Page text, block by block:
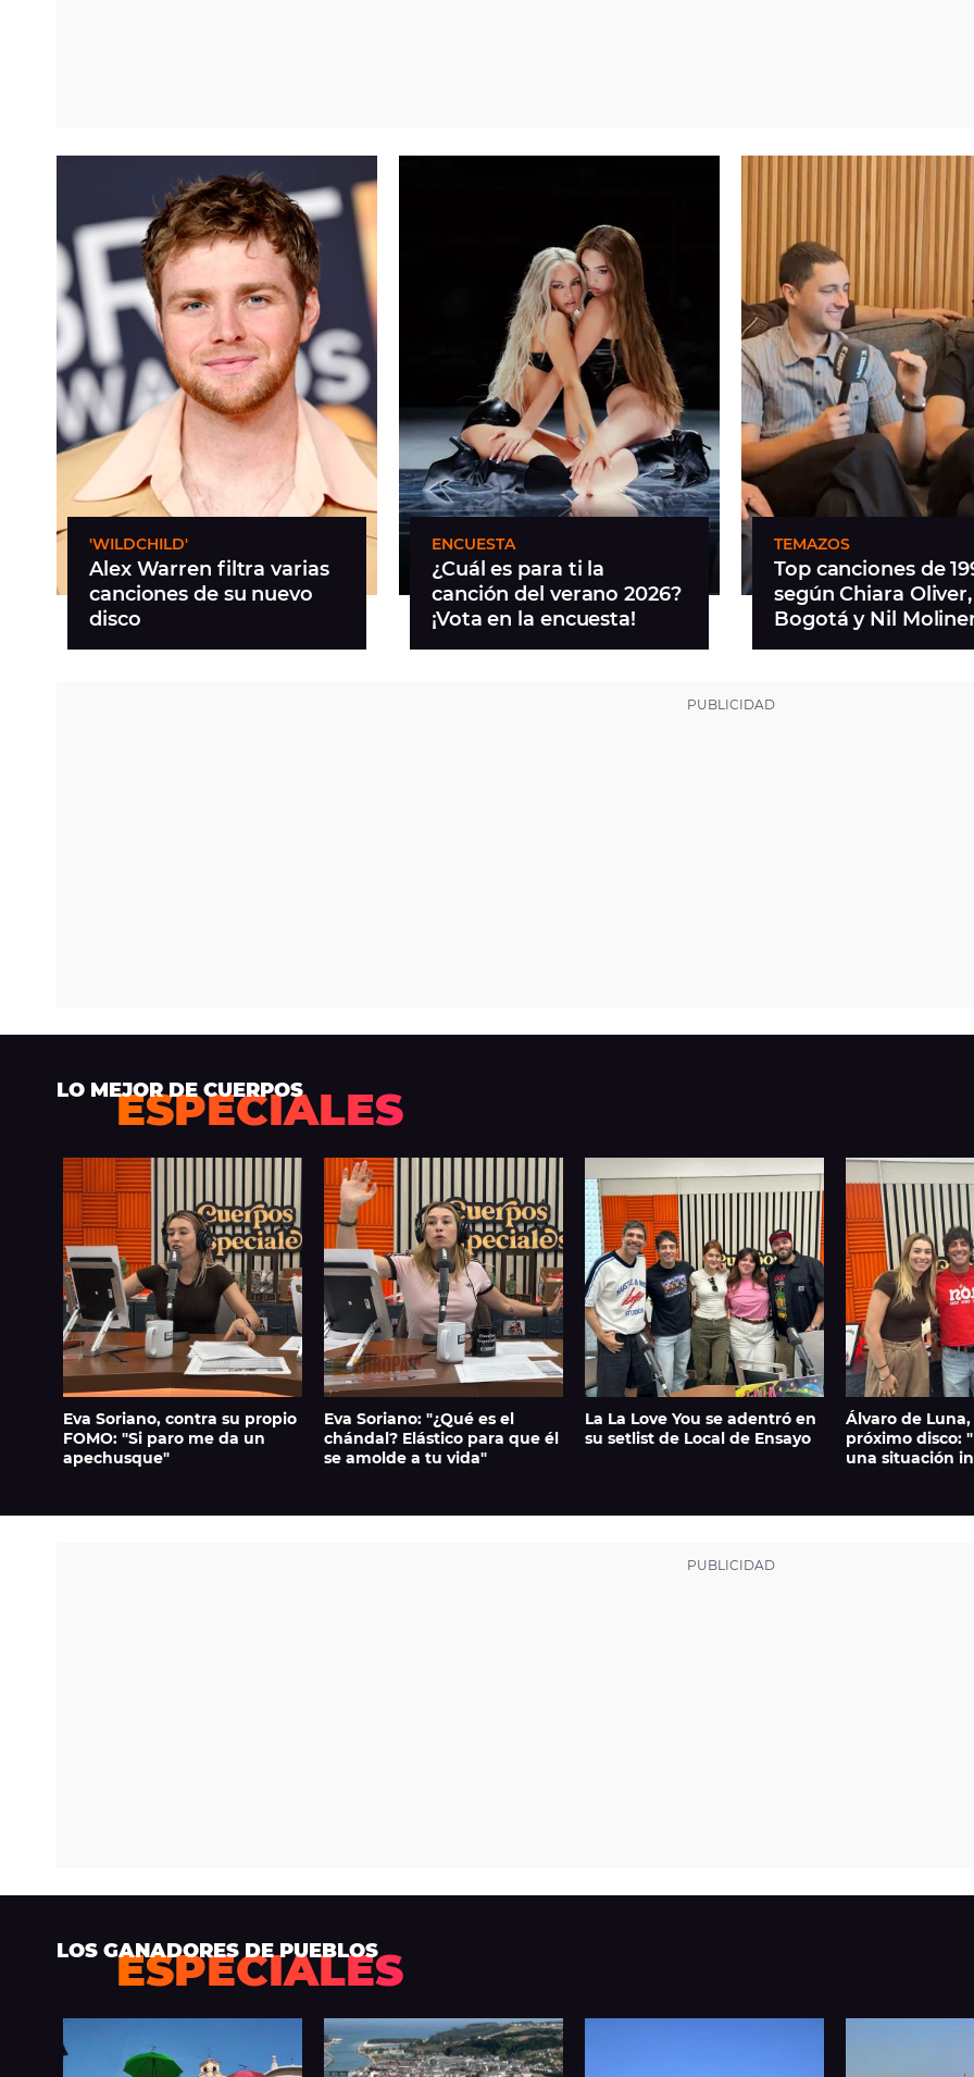
'WILDCHILD'
Alex Warren filtra varias
canciones de su nuevo
disco
ENCUESTA
¿Cuál es para ti la
canción del verano 2026?
¡Vota en la encuesta!
TEMAZOS
Top canciones de
según Chiara
Bogotá y Nil
LO MEJOR DE CUERPOS
ESPECIALES
Eva Soriano, contra su propio
FOMO: "Si paro me da un
apechusque"
Eva Soriano: "¿Qué es el
chándal? Elástico para que él
se amolde a tu vida"
La La Love You se adentró en
su setlist de Local de Ensayo
Álvaro de Luna,
próximo disco:
una situación
LOS GANADORES DE PUEBLOS
ESPECIALES